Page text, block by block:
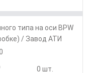
типа на оси BPW
/ Завод АТИ
0 шт.